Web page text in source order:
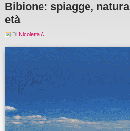
Bibione: spiagge,
età
Di Nicoletta A.